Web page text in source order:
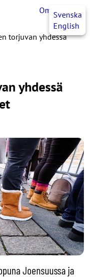
OmaJHLSvenska
English
torjuvan yhdessä
yhdessä
Joensuussa ja